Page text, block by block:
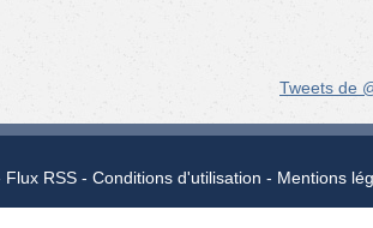
Tweets de
Flux RSS Conditions d'utilisation Mentions